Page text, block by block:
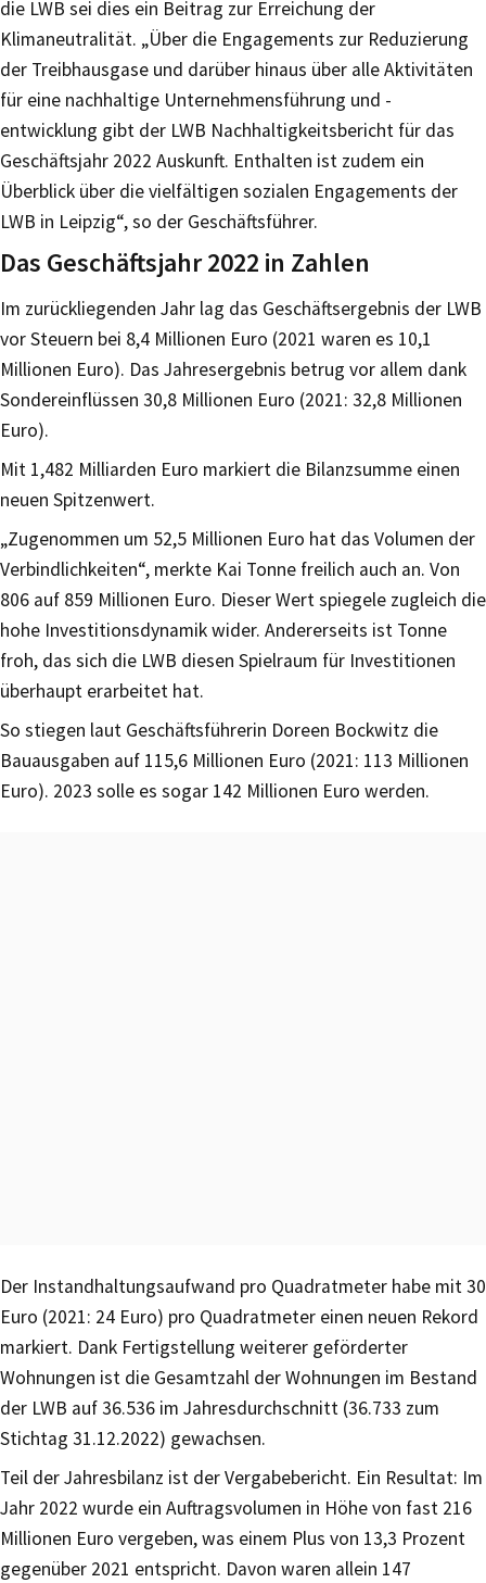
die LWB sei dies ein Beitrag zur Erreichung der
Klimaneutralität. „Über die Engagements zur Reduzierung
der Treibhausgase und darüber hinaus über alle Aktivitäten
für eine nachhaltige Unternehmensführung und -
entwicklung gibt der LWB Nachhaltigkeitsbericht für das
Geschäftsjahr 2022 Auskunft. Enthalten ist zudem ein
Überblick über die vielfältigen sozialen Engagements der
LWB in Leipzig“, so der Geschäftsführer.
Das Geschäftsjahr 2022 in Zahlen
Im zurückliegenden Jahr lag das Geschäftsergebnis der LWB
vor Steuern bei 8,4 Millionen Euro (2021 waren es 10,1
Millionen Euro). Das Jahresergebnis betrug vor allem dank
Sondereinflüssen 30,8 Millionen Euro (2021: 32,8 Millionen
Euro).
Mit 1,482 Milliarden Euro markiert die Bilanzsumme einen
neuen Spitzenwert.
„Zugenommen um 52,5 Millionen Euro hat das Volumen der
Verbindlichkeiten“, merkte Kai Tonne freilich auch an. Von
806 auf 859 Millionen Euro. Dieser Wert spiegele zugleich die
hohe Investitionsdynamik wider. Andererseits ist Tonne
froh, das sich die LWB diesen Spielraum für Investitionen
überhaupt erarbeitet hat.
So stiegen laut Geschäftsführerin Doreen Bockwitz die
Bauausgaben auf 115,6 Millionen Euro (2021: 113 Millionen
Euro). 2023 solle es sogar 142 Millionen Euro werden.
Der Instandhaltungsaufwand pro Quadratmeter habe mit 30
Euro (2021: 24 Euro) pro Quadratmeter einen neuen Rekord
markiert. Dank Fertigstellung weiterer geförderter
Wohnungen ist die Gesamtzahl der Wohnungen im Bestand
der LWB auf 36.536 im Jahresdurchschnitt (36.733 zum
Stichtag 31.12.2022) gewachsen.
Teil der Jahresbilanz ist der Vergabebericht. Ein Resultat: Im
Jahr 2022 wurde ein Auftragsvolumen in Höhe von fast 216
Millionen Euro vergeben, was einem Plus von 13,3 Prozent
gegenüber 2021 entspricht. Davon waren allein 147